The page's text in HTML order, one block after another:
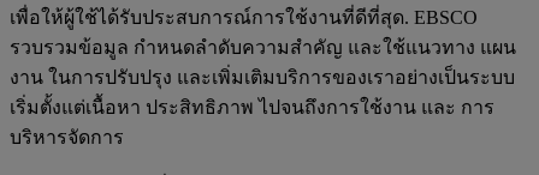
เพื่อให้ผู้ใช้ได้รับประสบการณ์การใช้งานที่ดีที่สุด. EBSCO
รวบรวมข้อมูล กำหนดลำดับความสำคัญ และใช้แนวทาง แผน
งาน ในการปรับปรุง และเพิ่มเติมบริการของเราอย่างเป็นระบบ
เริ่มตั้งแต่เนื้อหา ประสิทธิภาพ ไปจนถึงการใช้งาน และ การ
บริหารจัดการ